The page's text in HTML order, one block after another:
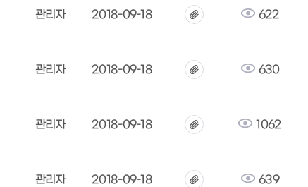
관리자 2018-09-18 622
관리자 2018-09-18 630
관리자 2018-09-18 1062
관리자 2018-09-18 639